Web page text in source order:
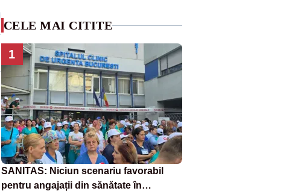
CELE MAI CITITE
1
SANITAS: Niciun scenariu favorabil
pentru angajații din sănătate în